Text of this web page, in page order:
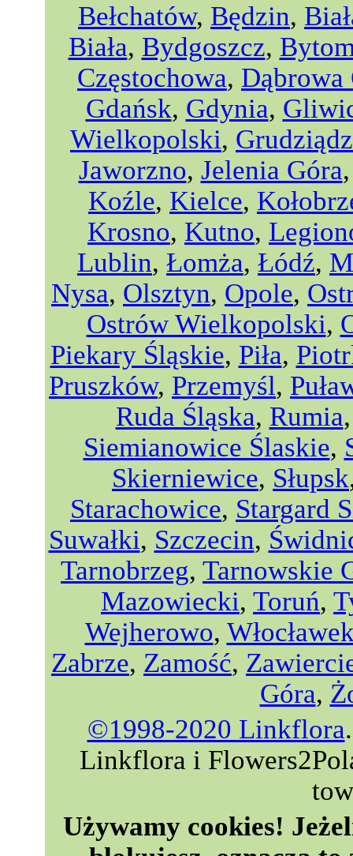
Bełchatów, Będzin,
Biała, Bydgoszcz,
Częstochowa, Dąbrowa
Gdańsk, Gdynia,
Wielkopolski, Grudziądz
Jaworzno, Jelenia Góra
Koźle, Kielce,
Krosno, Kutno,
Lublin, Łomża, Łódź,
Nysa, Olsztyn, Opole,
Ostrów Wielkopolski,
Piekary Śląskie, Piła,
Pruszków, Przemyśl,
Ruda Śląska, Rumia
Siemianowice Ślaskie,
Skierniewice, Słupsk
Starachowice, Stargard
Suwałki, Szczecin,
Tarnobrzeg, Tarnowskie
Mazowiecki, Toruń,
Wejherowo,
Zabrze, Zamość,
Góra,
©1998-2020 Linkflora
Linkflora i
Używamy cookies!